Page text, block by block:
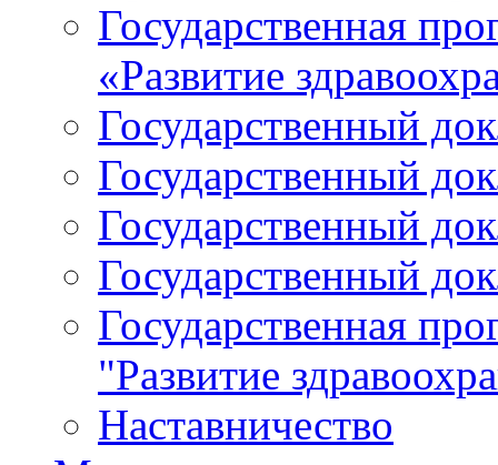
Государственная
«Развитие
Государственный
Государственный
Государственный
Государственный
Государственная
"Развитие
Наставничество